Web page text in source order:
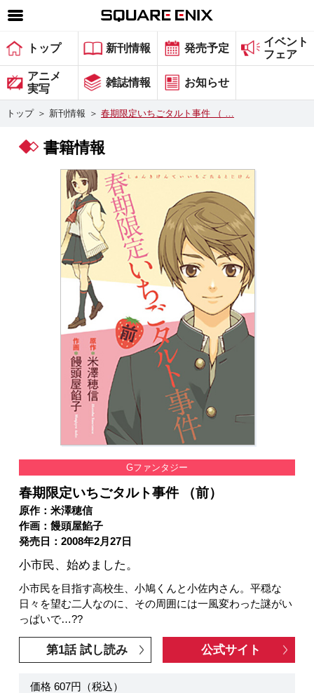
SQUARE ENIX 公式サイトメニュー
ゲーム
マガジン＆ブックス
グッズ
会社情報 採用情報
スクウェア・エニックス サイト内検索
トップ 新刊情報 発売予定
イベント
フェア
アニメ
実写
雑誌情報 お知らせ
トップ ＞ 新刊情報 ＞ 春期限定いちごタルト事件 （ …
書籍情報
Gファンタジー
春期限定いちごタルト事件 （前）
原作：米澤穂信
作画：饅頭屋餡子
発売日：2008年2月27日
小市民、始めました。
小市民を目指す高校生、小鳩くんと小佐内さん。平穏な
日々を望む二人なのに、その周囲には一風変わった謎がい
っぱいで…??
第1話 試し読み 公式サイト
価格 607円（税込）